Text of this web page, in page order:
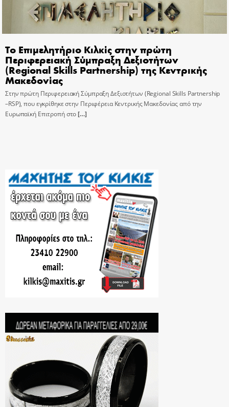
Το Επιμελητήριο Κιλκίς στην πρώτη
Περιφερειακή Σύμπραξη Δεξιοτήτων
(Regional Skills Partnership) της Κεντρικής
Μακεδονίας
Στην πρώτη Περιφερειακή Σύμπραξη Δεξιοτήτων (Regional Skills Partnership
–RSP), που εγκρίθηκε στην Περιφέρεια Κεντρικής Μακεδονίας από την
Ευρωπαϊκή Επιτροπή στο[…]